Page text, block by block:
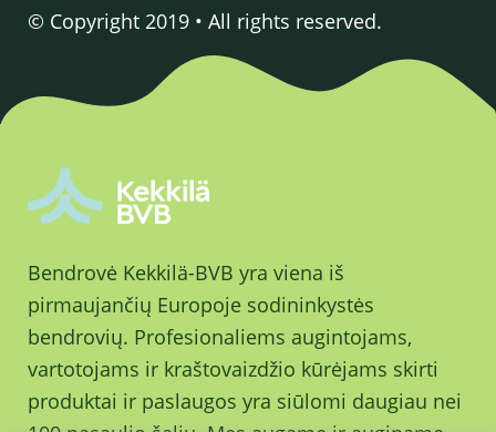
© Copyright 2019 • All rights reserved.
Bendrovė Kekkilä-BVB yra viena iš
pirmaujančių Europoje sodininkystės
bendrovių. Profesionaliems augintojams,
vartotojams ir kraštovaizdžio kūrėjams skirti
produktai ir paslaugos yra siūlomi daugiau nei